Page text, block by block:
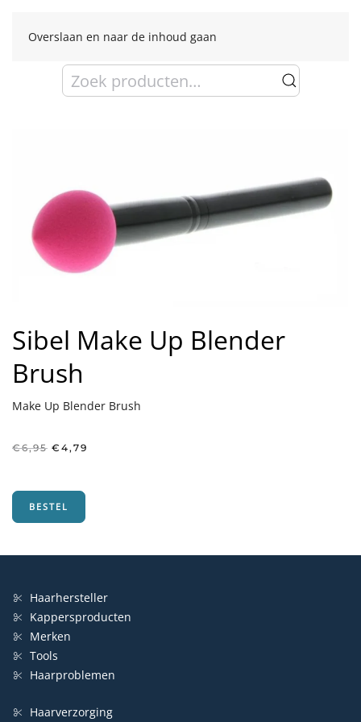
Overslaan en naar de inhoud gaan
Zoeken
naar:
Sibel Make Up Blender
Brush
Make Up Blender Brush
€6,95 Oorspronkelijke
€ 4,79
BESTEL
Haarhersteller
Kappersproducten
Merken
Tools
Haarproblemen
Haarverzorging